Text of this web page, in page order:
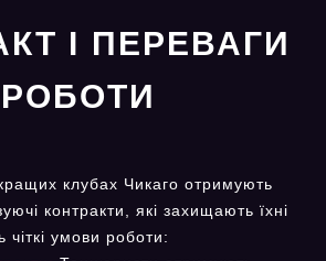
І ПЕРЕВАГИ
РОБОТИ
клубах Чикаго отримують
контракти, які захищають їхні
чіткі умови роботи: